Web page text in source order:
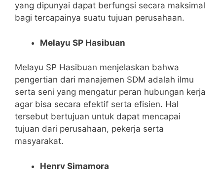
yang dipunyai dapat berfungsi secara maksimal
bagi tercapainya suatu tujuan perusahaan.
Melayu SP Hasibuan
Melayu SP Hasibuan menjelaskan bahwa
pengertian dari manajemen SDM adalah ilmu
serta seni yang mengatur peran hubungan kerja
agar bisa secara efektif serta efisien. Hal
tersebut bertujuan untuk dapat mencapai
tujuan dari perusahaan, pekerja serta
masyarakat.
Henry Simamora